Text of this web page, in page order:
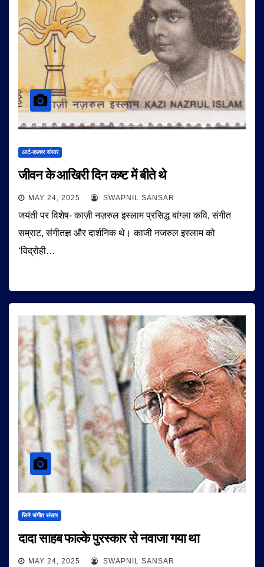
आर्ट-कल्चर संसार
जीवन के आखिरी दिन कष्ट में बीते थे
MAY 24, 2025 SWAPNIL SANSAR
जयंती पर विशेष- काज़ी नज़रुल इस्लाम प्रसिद्ध बांग्ला कवि, संगीत
सम्राट, संगीतज्ञ और दार्शनिक थे। काजी नजरुल इस्लाम को
‘विद्रोही…
सिने संगीत संसार
दादा साहब फाल्के पुरस्कार से नवाजा गया था
MAY 24, 2025 SWAPNIL SANSAR